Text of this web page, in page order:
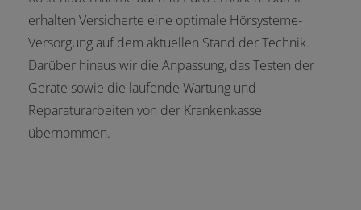
erhalten Versicherte eine optimale Hörsysteme-
Versorgung auf dem aktuellen Stand der Technik.
Darüber hinaus wir die Anpassung, das Testen der
Geräte sowie die laufende Wartung und
Reparaturarbeiten von der Krankenkasse
übernommen.